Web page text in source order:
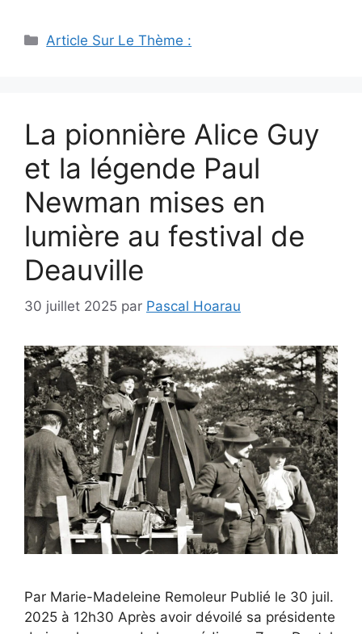
Catégories
Article Sur Le Thème :
La pionnière Alice Guy
et la légende Paul
Newman mises en
lumière au festival de
Deauville
30 juillet 2025 par Pascal Hoarau
Par Marie-Madeleine Remoleur Publié le 30 juil.
2025 à 12h30 Après avoir dévoilé sa présidente